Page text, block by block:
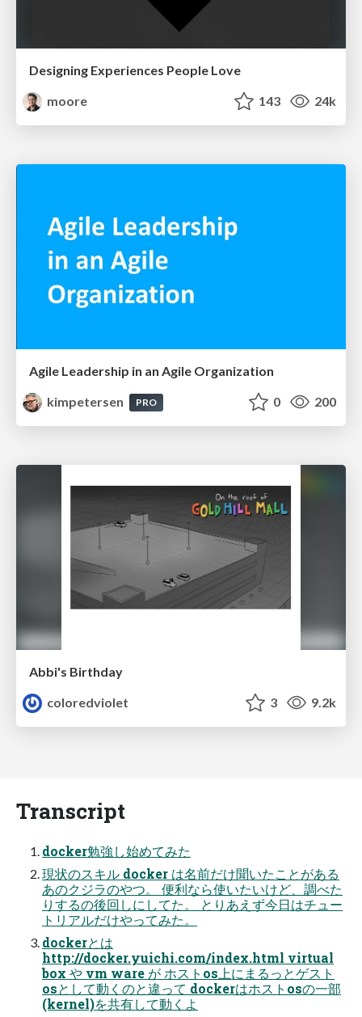
Designing Experiences People Love
moore
143 24k
Agile Leadership in an Agile Organization
kimpetersen
PRO 0 200
Abbi's Birthday
coloredviolet
3 9.2k
Transcript
docker勉強し始めてみた
現状のスキル docker は名前だけ聞いたことがある
あのクジラのやつ。 便利なら使いたいけど、調べた
りするの後回しにしてた。 とりあえず今日はチュー
トリアルだけやってみた。
dockerとは
http://docker.yuichi.com/index.html virtual
box や vm ware が ホストos上にまるっとゲスト
osとして動くのと違って dockerはホストosの一部
(kernel)を共有して動くよ